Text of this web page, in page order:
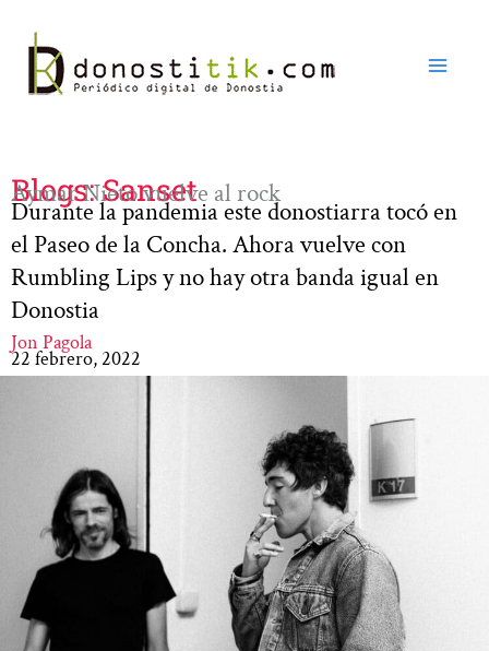
contenido
Blogs: Sanset
Aymar Nieto vuelve al rock
Durante la pandemia este donostiarra tocó en
el Paseo de la Concha. Ahora vuelve con
Rumbling Lips y no hay otra banda igual en
Donostia
Jon Pagola
22 febrero, 2022